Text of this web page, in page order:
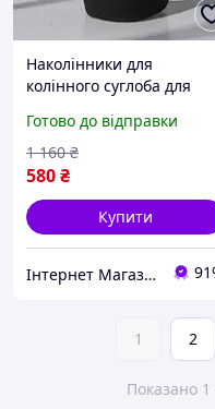
Наколінники для
колінного суглоба для
наколінники для
колінного суглоба, MTS
Готово до відправки
580₴
1 160 ₴
Купити
Інтернет Магазин "StepShop"
1 2
Показано 1